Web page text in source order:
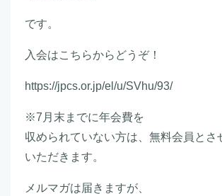
です。
入会はこちらからどうぞ！
https://jpcs.or.jp/el/u/SVhu/93/
※7月末までに年会費を
収められていない方は、無料会員とさ
いただきます。
メルマガは届きますが、